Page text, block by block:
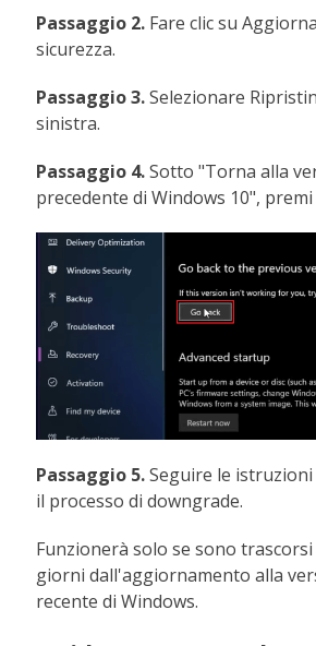
Passaggio 2. Fare clic su
sicurezza.
Passaggio 3.Selezionare
sinistra.
Passaggio 4.Sotto "Torna alla
precedente di Windows 10",
Passaggio 5.Seguire le
il processo di downgrade.
Funzionerà solo se sono
giorni dall'aggiornamento alla
recente di Windows.